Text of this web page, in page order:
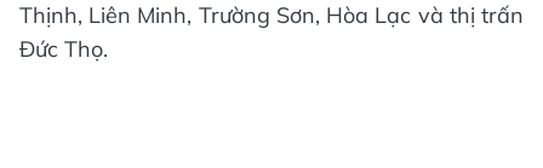
Thịnh, Liên Minh, Trường Sơn, Hòa Lạc và thị trấn
Đức Thọ.